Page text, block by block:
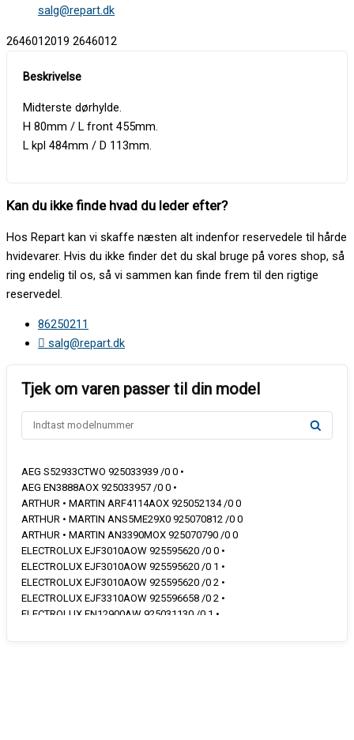
salg@repart.dk
2646012019 2646012
Midterste dørhylde.
H 80mm / L front 455mm.
L kpl 484mm / D 113mm.
Kan du ikke finde hvad du leder efter?
Hos Repart kan vi skaffe næsten alt indenfor reservedele til hårde
hvidevarer. Hvis du ikke finder det du skal bruge på vores shop, så
ring endelig til os, så vi sammen kan finde frem til den rigtige
reservedel.
86250211
salg@repart.dk
AEG S52933CTWO 925033939 /0 0 •
AEG EN3888AOX 925033957 /0 0 •
ARTHUR • MARTIN ARF4114AOX 925052134 /0 0
ARTHUR • MARTIN ANS5ME29X0 925070812 /0 0
ARTHUR • MARTIN AN3390MOX 925070790 /0 0
ELECTROLUX EJF3010AOW 925595620 /0 0 •
ELECTROLUX EJF3010AOW 925595620 /0 1 •
ELECTROLUX EJF3010AOW 925595620 /0 2 •
ELECTROLUX EJF3310AOW 925596658 /0 2 •
ELECTROLUX EN12900AW 925031130 /0 1 •
ELECTROLUX EN12900AX 925031132 /0 1 •